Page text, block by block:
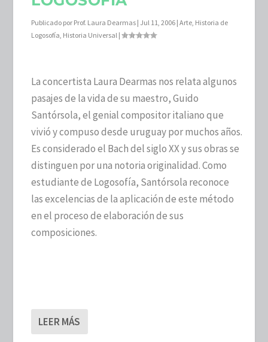
Publicado por Prof. Laura Dearmas | Jul 11, 2006 |Arte, Historia de
Logosofía, Historia Universal |
La concertista Laura Dearmas nos relata algunos
pasajes de la vida de su maestro, Guido
Santórsola, el genial compositor italiano que
vivió y compuso desde uruguay por muchos años.
Es considerado el Bach del siglo XX y sus obras se
distinguen por una notoria originalidad. Como
estudiante de Logosofía, Santórsola reconoce
las excelencias de la aplicación de este método
en el proceso de elaboración de sus
composiciones.
LEER MÁS